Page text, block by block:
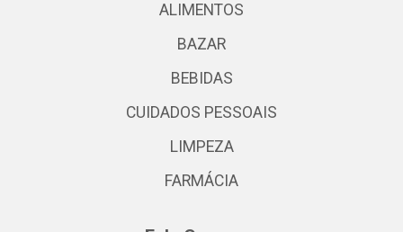
ALIMENTOS
BAZAR
BEBIDAS
CUIDADOS PESSOAIS
LIMPEZA
FARMÁCIA